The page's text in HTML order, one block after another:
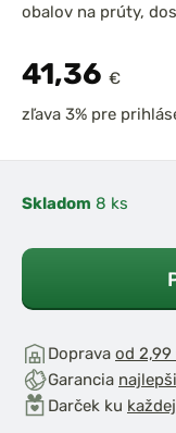
obalov na prúty,
41,36 €
zľava 3% pre
Skladom 8 ks
Doprava od
Garancia
Darček ku